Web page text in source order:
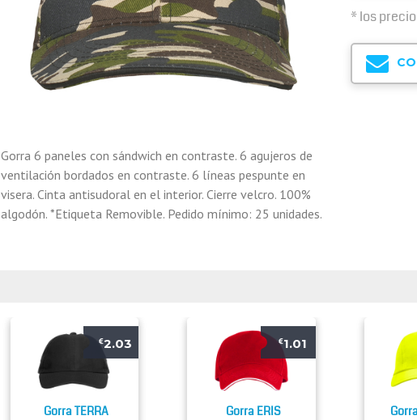
Gorra 6 paneles con sándwich en contraste. 6 agujeros de
ventilación bordados en contraste. 6 líneas pespunte en
visera. Cinta antisudoral en el interior. Cierre velcro. 100%
algodón. *Etiqueta Removible. Pedido mínimo: 25 unidades.
* los
€2.03
Gorra TERRA
€1.01
Gorra ERIS